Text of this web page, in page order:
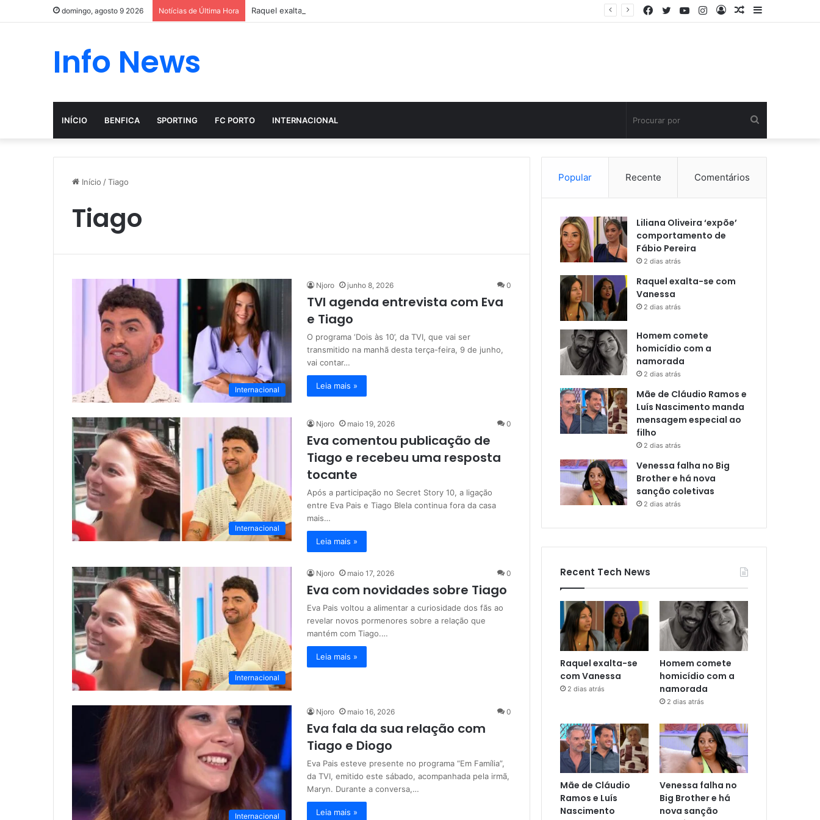
domingo, agosto 9 2026 Notícias de Última Hora Raquel exalta-se com Vanessa
Barra
Artigo
Entrar
Instagram
YouTube
Twitter
Facebook
Info News
INÍCIO BENFICA SPORTING FC PORTO INTERNACIONAL
por
Início /Tiago
Tiago
Internacional
Njoro junho 8, 2026 0
TVI agenda entrevista com Eva
e Tiago
O programa ‘Dois às 10’, da TVI, que vai ser
transmitido na manhã desta terça-feira, 9 de junho,
vai contar…
Leia mais »
Internacional
Njoro maio 19, 2026 0
Eva comentou publicação de
Tiago e recebeu uma resposta
tocante
Após a participação no Secret Story 10, a ligação
entre Eva Pais e Tiago Blela continua fora da casa
mais…
Leia mais »
Internacional
Njoro maio 17, 2026 0
Eva com novidades sobre Tiago
Eva Pais voltou a alimentar a curiosidade dos fãs ao
revelar novos pormenores sobre a relação que
mantém com Tiago.…
Leia mais »
Internacional
Njoro maio 16, 2026 0
Eva fala da sua relação com
Tiago e Diogo
Eva Pais esteve presente no programa “Em Família”,
da TVI, emitido este sábado, acompanhada pela irmã,
Maryn. Durante a conversa,…
Leia mais »
Popular Recente Comentários
Liliana Oliveira ‘expõe’
comportamento de
Fábio Pereira
2 dias atrás
Raquel exalta-se com
Vanessa
2 dias atrás
Homem comete
homicídio com a
namorada
2 dias atrás
Mãe de Cláudio Ramos e
Luís Nascimento manda
mensagem especial ao
filho
2 dias atrás
Venessa falha no Big
Brother e há nova
sanção coletivas
2 dias atrás
Recent Tech News
Raquel exalta-se
com Vanessa
2 dias atrás
Homem comete
homicídio com a
namorada
2 dias atrás
Mãe de Cláudio
Ramos e Luís
Nascimento
Venessa falha no
Big Brother e há
nova sanção